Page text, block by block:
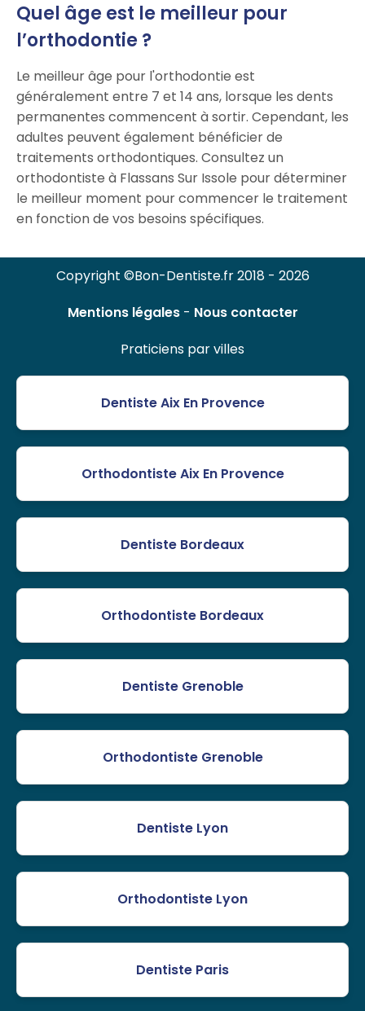
Quel âge est le meilleur pour
l’orthodontie ?
Le meilleur âge pour l'orthodontie est
généralement entre 7 et 14 ans, lorsque les dents
permanentes commencent à sortir. Cependant, les
adultes peuvent également bénéficier de
traitements orthodontiques. Consultez un
orthodontiste à Flassans Sur Issole pour déterminer
le meilleur moment pour commencer le traitement
en fonction de vos besoins spécifiques.
Copyright ©Bon-Dentiste.fr 2018 - 2026
Mentions légales- Nous contacter
Praticiens par villes
Dentiste Aix En Provence
Orthodontiste Aix En Provence
Dentiste Bordeaux
Orthodontiste Bordeaux
Dentiste Grenoble
Orthodontiste Grenoble
Dentiste Lyon
Orthodontiste Lyon
Dentiste Paris